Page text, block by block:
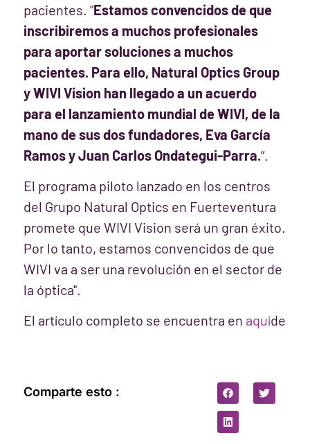
pacientes. "Estamos convencidos de que
inscribiremos a muchos profesionales
para aportar soluciones a muchos
pacientes. Para ello, Natural Optics Group
y WIVI Vision han llegado a un acuerdo
para el lanzamiento mundial de WIVI, de la
mano de sus dos fundadores, Eva García
Ramos y Juan Carlos Ondategui-Parra.“.
El programa piloto lanzado en los centros
del Grupo Natural Optics en Fuerteventura
promete que WIVI Vision será un gran éxito.
Por lo tanto, estamos convencidos de que
WIVI va a ser una revolución en el sector de
la óptica".
El artículo completo se encuentra en aquíde
Comparte esto :